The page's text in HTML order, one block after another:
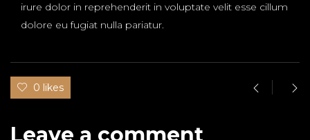
irure dolor in reprehenderit in voluptate velit esse cillum
dolore eu fugiat nulla pariatur.
0 likes
Leave a comment